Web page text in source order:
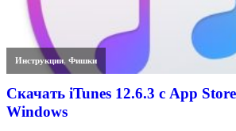
Инструкции,Фишки
Скачать iTunes 12.6.3 с App
Windows